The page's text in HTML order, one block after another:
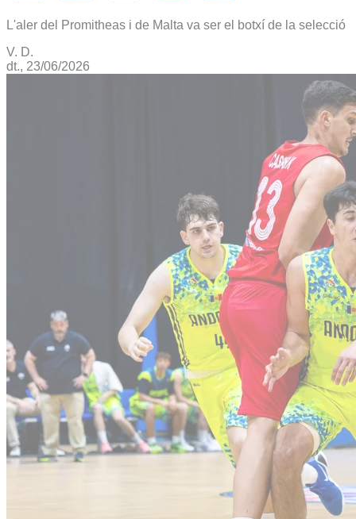
L'aler del Promitheas i de Malta va ser el botxí de la selecció
V. D.
dt., 23/06/2026